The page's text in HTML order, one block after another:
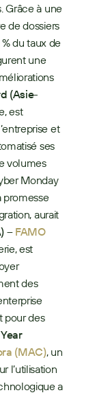
Grâce à une
de dossiers
du taux de
une
(Asie-
est
et
ses
volumes
Monday
promesse
aurait
– FAMO
est
des
pour des
(MAC), un
l’utilisation
a